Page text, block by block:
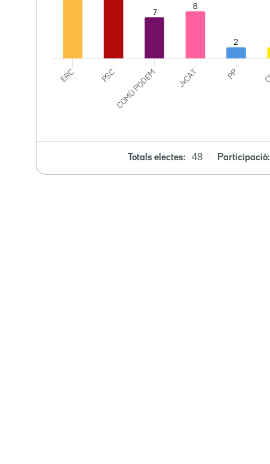
Totals electes: 48 Participació: